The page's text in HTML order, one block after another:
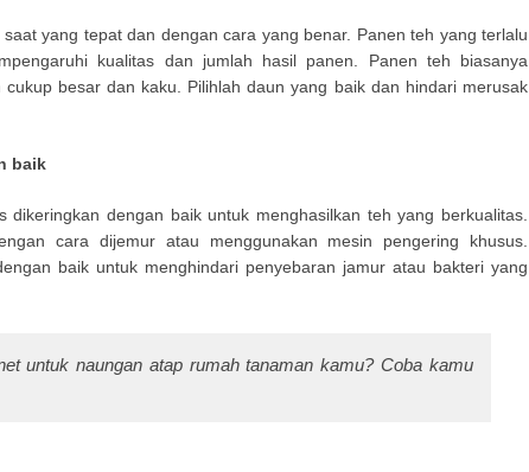
yang tepat dan dengan cara yang benar. Panen teh yang terlalu
kualitas dan jumlah hasil panen. Panen teh biasanya
besar dan kaku. Pilihlah daun yang baik dan hindari merusak
baik
dikeringkan dengan baik untuk menghasilkan teh yang berkualitas.
cara dijemur atau menggunakan mesin pengering khusus.
baik untuk menghindari penyebaran jamur atau bakteri yang
untuk naungan atap rumah tanaman kamu? Coba kamu